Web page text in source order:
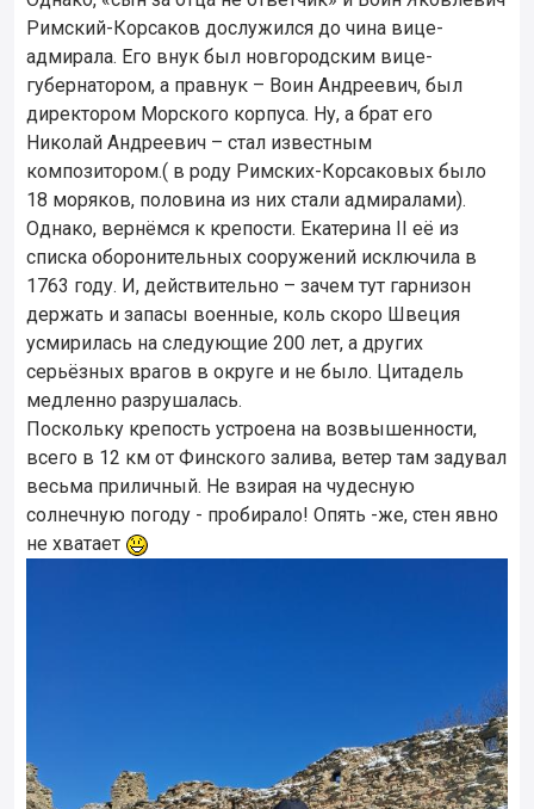
Римский-Корсаков дослужился до чина вице-
адмирала. Его внук был новгородским вице-
губернатором, а правнук – Воин Андреевич, был
директором Морского корпуса. Ну, а брат его
Николай Андреевич – стал известным
композитором.( в роду Римских-Корсаковых было
18 моряков, половина из них стали адмиралами).
Однако, вернёмся к крепости. Екатерина II её из
списка оборонительных сооружений исключила в
1763 году. И, действительно – зачем тут гарнизон
держать и запасы военные, коль скоро Швеция
усмирилась на следующие 200 лет, а других
серьёзных врагов в округе и не было. Цитадель
медленно разрушалась.
Поскольку крепость устроена на возвышенности,
всего в 12 км от Финского залива, ветер там задувал
весьма приличный. Не взирая на чудесную
солнечную погоду - пробирало! Опять -же, стен явно
не хватает